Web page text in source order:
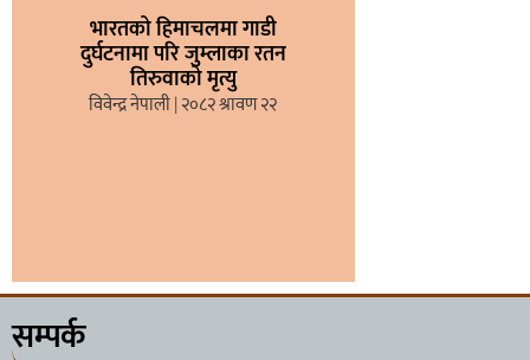
भारतको हिमाचलमा गाडी
दुर्घटनामा परि जुम्लाका रतन
तिरुवाको मृत्यु
विवेन्द्र नेपाली २०८२ श्रावण २२
सम्पर्क